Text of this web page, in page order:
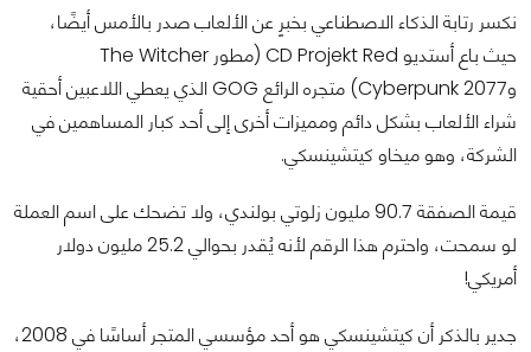
نكسر رتابة الذكاء الاصطناعي بخبرٍ عن الألعاب صدر بالأمس أيضًا،
حيث باع أستديو CD Projekt Red (مطور The Witcher
وCyberpunk 2077) متجره الرائع GOG الذي يعطي اللاعبين أحقية
شراء الألعاب بشكل دائم ومميزات أخرى إلى أحد كبار المساهمين في
الشركة، وهو ميخاو كيتشينسكي.
قيمة الصفقة 90.7 مليون زلوتي بولندي، ولا تضحك على اسم العملة
لو سمحت، واحترم هذا الرقم لأنه يُقدر بحوالي 25.2 مليون دولار
أمريكي!
جدير بالذكر أن كيتشينسكي هو أحد مؤسسي المتجر أساسًا في 2008،